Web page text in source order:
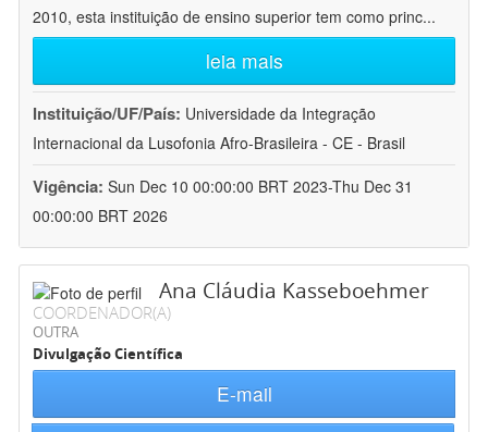
2010, esta instituição de ensino superior tem como princ...
leia mais
Instituição/UF/País: Universidade da Integração
Internacional da Lusofonia Afro-Brasileira - CE - Brasil
Vigência: Sun Dec 10 00:00:00 BRT 2023-Thu Dec 31
00:00:00 BRT 2026
Ana Cláudia Kasseboehmer
COORDENADOR(A)
OUTRA
Divulgação Científica
E-mail